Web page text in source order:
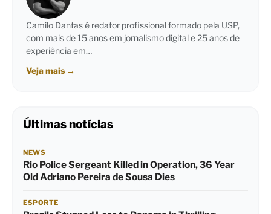
Camilo Dantas é redator profissional formado pela USP,
com mais de 15 anos em jornalismo digital e 25 anos de
experiência em…
Veja mais →
Últimas notícias
NEWS
Rio Police Sergeant Killed in Operation, 36 Year
Old Adriano Pereira de Sousa Dies
ESPORTE